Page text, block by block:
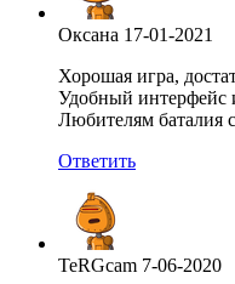
Оксана 17-01-2021
Хорошая игра,
Удобный интерфейс
Любителям баталия
Ответить
TeRGcam 7-06-2020